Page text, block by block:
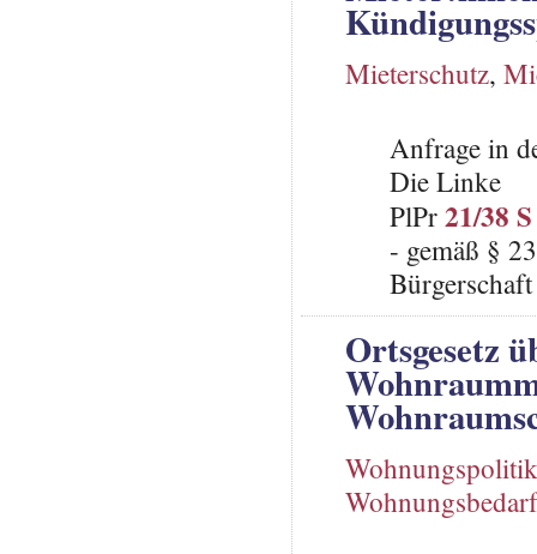
Mieterschutz,
Anfrage in
Die Linke
PlPr21/38 S
- gemäß §
Ortsgesetz
Wohnungspolitik
Wohnungsbedarf